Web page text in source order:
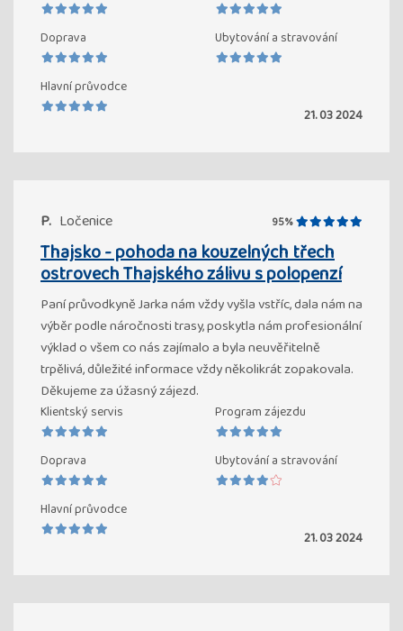
Doprava Ubytování a stravování
Hlavní průvodce
21. 03 2024
P. Ločenice 95%
Thajsko - pohoda na kouzelných třech
ostrovech Thajského zálivu s polopenzí
Paní průvodkyně Jarka nám vždy vyšla vstříc, dala nám na
výběr podle náročnosti trasy, poskytla nám profesionální
výklad o všem co nás zajímalo a byla neuvěřitelně
trpělivá, důležité informace vždy několikrát zopakovala.
Děkujeme za úžasný zájezd.
Klientský servis Program zájezdu
Doprava Ubytování a stravování
Hlavní průvodce
21. 03 2024